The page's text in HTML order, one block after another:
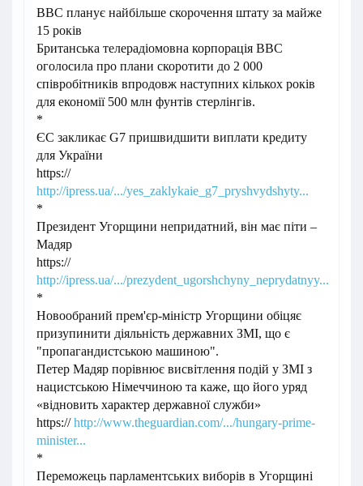
ВВС планує найбільше скорочення штату за майже
15 років
Британська телерадіомовна корпорація BBC
оголосила про плани скоротити до 2 000
співробітників впродовж наступних кількох років
для економії 500 млн фунтів стерлінгів.
*
ЄС закликає G7 пришвидшити виплати кредиту
для України
https://
http://ipress.ua/.../yes_zaklykaie_g7_pryshvydshyty...
*
Президент Угорщини непридатний, він має піти –
Мадяр
https://
http://ipress.ua/.../prezydent_ugorshchyny_neprydatnyy...
*
Новообраний прем'єр-міністр Угорщини обіцяє
призупинити діяльність державних ЗМІ, що є
"пропагандистською машиною".
Петер Мадяр порівнює висвітлення подій у ЗМІ з
нацистською Німеччиною та каже, що його уряд
«відновить характер державної служби»
https://http://www.theguardian.com/.../hungary-prime-
minister...
*
Переможець парламентських виборів в Угорщині